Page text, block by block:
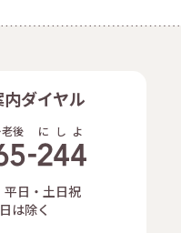
ダイヤル
後 に し よ
日・土日祝
は除く